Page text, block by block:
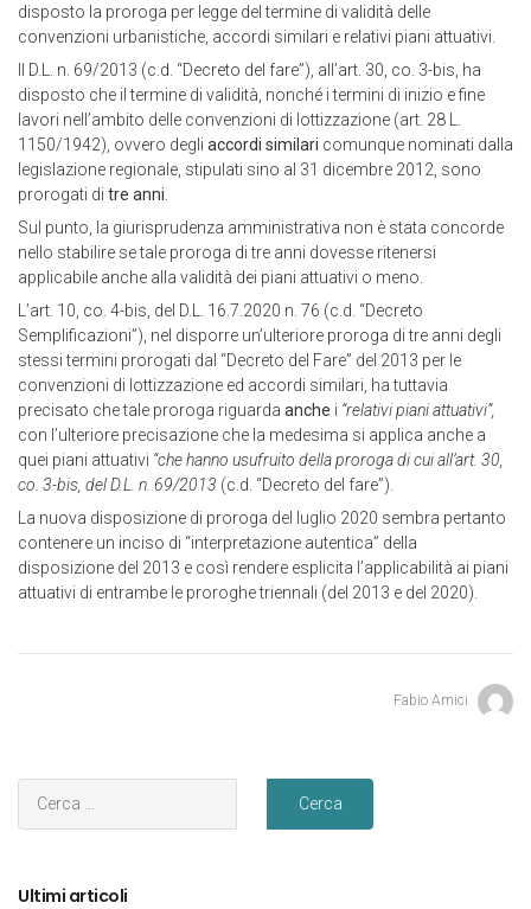
disposto la proroga per legge del termine di validità delle
convenzioni urbanistiche, accordi similari e relativi piani attuativi.
Il D.L. n. 69/2013 (c.d. “Decreto del fare”), all’art. 30, co. 3-bis, ha
disposto che il termine di validità, nonché i termini di inizio e fine
lavori nell’ambito delle convenzioni di lottizzazione (art. 28 L.
1150/1942), ovvero degli accordi similari comunque nominati dalla
legislazione regionale, stipulati sino al 31 dicembre 2012, sono
prorogati di tre anni
Sul punto, la giurisprudenza amministrativa non è stata concorde
nello stabilire se tale proroga di tre anni dovesse ritenersi
applicabile anche alla validità dei piani attuativi o meno.
L’art. 10, co. 4-bis, del D.L. 16.7.2020 n. 76 (c.d. “Decreto
Semplificazioni”), nel disporre un’ulteriore proroga di tre anni degli
stessi termini prorogati dal “Decreto del Fare” del 2013 per le
convenzioni di lottizzazione ed accordi similari, ha tuttavia
precisato che tale proroga riguarda anche i “relativi piani attuativi”,
con l’ulteriore precisazione che la medesima si applica anche a
quei piani attuativi “che hanno usufruito della proroga di cui all’art. 30,
co. 3-bis, del D.L. n. 69/2013 (c.d. “Decreto del fare”).
La nuova disposizione di proroga del luglio 2020 sembra pertanto
contenere un inciso di “interpretazione autentica” della
disposizione del 2013 e così rendere esplicita l’applicabilità ai piani
attuativi di entrambe le proroghe triennali (del 2013 e del 2020).
Fabio Amici
Ultimi articoli